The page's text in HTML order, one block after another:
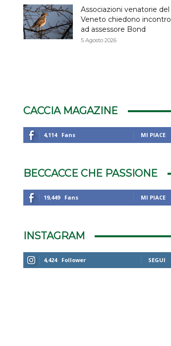
Associazioni venatorie del
Veneto chiedono incontro
ad assessore Bond
5 Agosto 2026
CACCIA MAGAZINE
4,114 Fans MI PIACE
BECCACCE CHE PASSIONE
19,449 Fans MI PIACE
INSTAGRAM
4,424 Follower SEGUI